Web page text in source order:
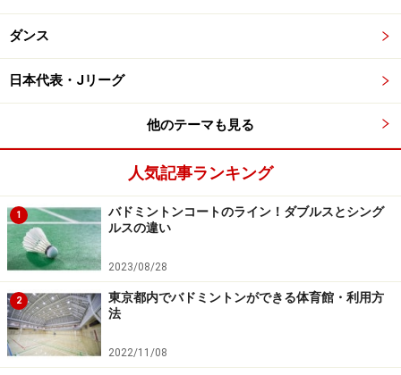
ダンス
日本代表・Jリーグ
他のテーマも見る
人気記事ランキング
1
バドミントンコートのライン！ダブルスとシング
ルスの違い
2023/08/28
2
東京都内でバドミントンができる体育館・利用方
法
2022/11/08